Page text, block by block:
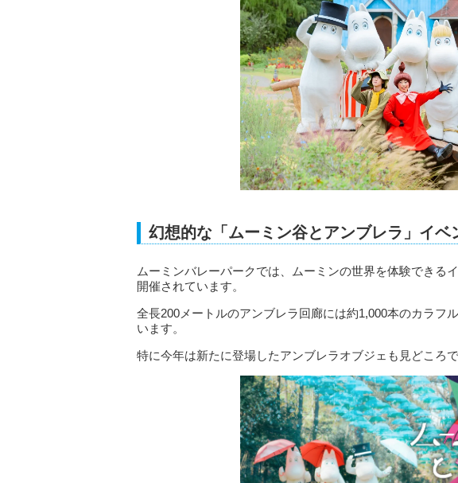
幻想的な「ムーミン谷とアンブレラ」イベ
ムーミンバレーパークでは、ムーミンの世界を体験できる
開催されています。
全長200メートルのアンブレラ回廊には約1,000本のカラフ
います。
特に今年は新たに登場したアンブレラオブジェも見どころで